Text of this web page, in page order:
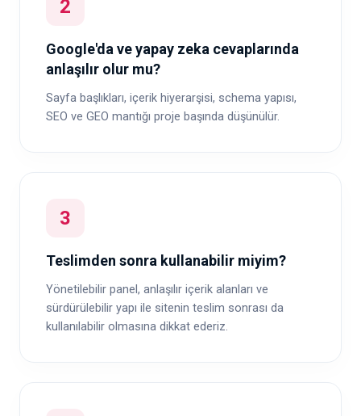
2
Google'da ve yapay zeka cevaplarında
anlaşılır olur mu?
Sayfa başlıkları, içerik hiyerarşisi, schema yapısı,
SEO ve GEO mantığı proje başında düşünülür.
3
Teslimden sonra kullanabilir miyim?
Yönetilebilir panel, anlaşılır içerik alanları ve
sürdürülebilir yapı ile sitenin teslim sonrası da
kullanılabilir olmasına dikkat ederiz.